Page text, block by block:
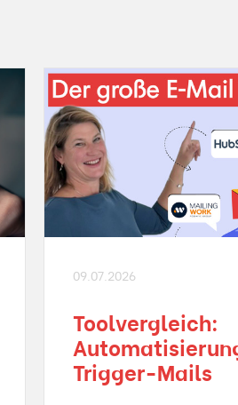
09.07.2026
Toolvergleich:
Trigger-Mails